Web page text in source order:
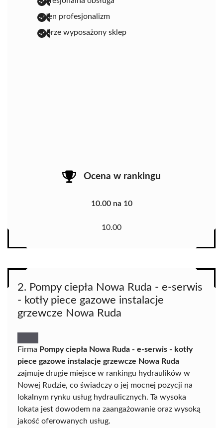
pełen profesjonalizm
dobrze wyposażony sklep
Ocena w rankingu
10.00 na 10
10.00
2. Pompy ciepła Nowa Ruda - e-serwis
- kotły piece gazowe instalacje
grzewcze Nowa Ruda
Firma Pompy ciepła Nowa Ruda - e-serwis - kotły
piece gazowe instalacje grzewcze Nowa Ruda
zajmuje drugie miejsce w rankingu hydraulików w
Nowej Rudzie, co świadczy o jej mocnej pozycji na
lokalnym rynku usług hydraulicznych. Ta wysoka
lokata jest dowodem na zaangażowanie oraz wysoką
jakość oferowanych usług.